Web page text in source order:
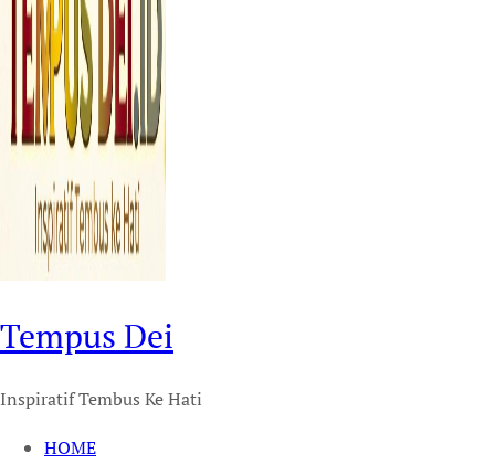
Tempus Dei
Inspiratif Tembus Ke Hati
HOME